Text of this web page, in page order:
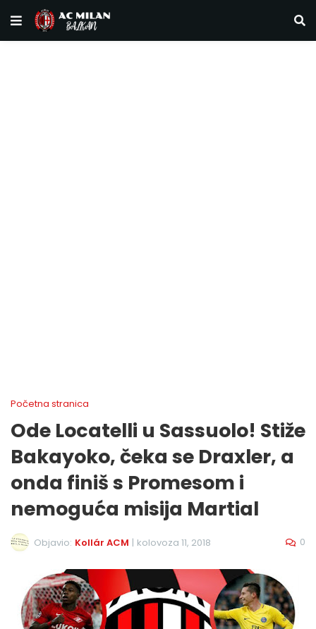
Početna stranica
Ode Locatelli u Sassuolo! Stiže
Bakayoko, čeka se Draxler, a
onda finiš s Promesom i
nemoguća misija Martial
Objavio: Kollár ACM | kolovoza 11, 2018 0